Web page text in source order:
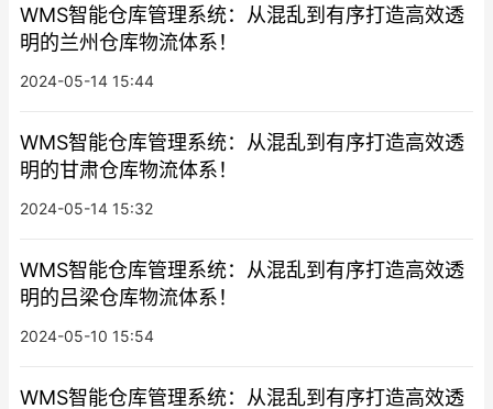
WMS智能仓库管理系统：从混乱到有序打造高效透
明的兰州仓库物流体系！
2024-05-14 15:44
WMS智能仓库管理系统：从混乱到有序打造高效透
明的甘肃仓库物流体系！
2024-05-14 15:32
WMS智能仓库管理系统：从混乱到有序打造高效透
明的吕梁仓库物流体系！
2024-05-10 15:54
WMS智能仓库管理系统：从混乱到有序打造高效透